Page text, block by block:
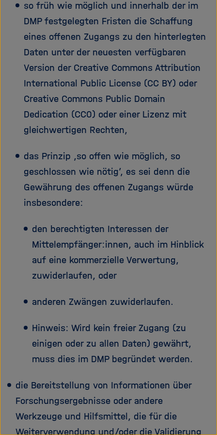
so früh wie möglich und innerhalb der im
DMP festgelegten Fristen die Schaffung
eines offenen Zugangs zu den hinterlegten
Daten unter der neuesten verfügbaren
Version der Creative Commons Attribution
International Public License (CC BY) oder
Creative Commons Public Domain
Dedication (CC0) oder einer Lizenz mit
gleichwertigen Rechten,
das Prinzip ‚so offen wie möglich, so
geschlossen wie nötig’, es sei denn die
Gewährung des offenen Zugangs würde
insbesondere:
den berechtigten Interessen der
Mittelempfänger:innen, auch im Hinblick
auf eine kommerzielle Verwertung,
zuwiderlaufen, oder
anderen Zwängen zuwiderlaufen.
Hinweis: Wird kein freier Zugang (zu
einigen oder zu allen Daten) gewährt,
muss dies im DMP begründet werden.
die Bereitstellung von Informationen über
Forschungsergebnisse oder andere
Werkzeuge und Hilfsmittel, die für die
Weiterverwendung und/oder die Validierung